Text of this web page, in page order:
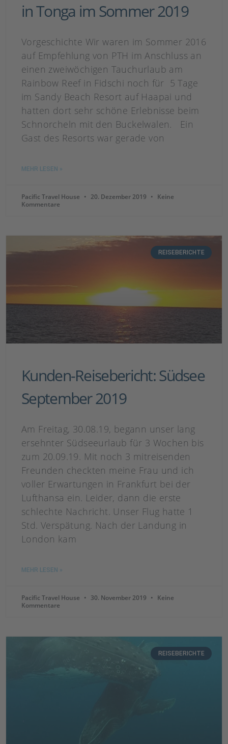
in Tonga im Sommer 2019
Vorgeschichte Wir waren im Sommer 2016
auf Empfehlung von PTH im Anschluss an
einen zweiwöchigen Tauchurlaub am
Rainbow Reef in Fidschi noch für 5 Tage
im Sandy Beach Resort auf Haapai und
hatten dort sehr schöne Erlebnisse beim
Schnorcheln mit den Buckelwalen. Ein
Gast des Resorts war gerade von
MEHR LESEN »
Pacific Travel House 20. Dezember 2019
Keine
Kommentare
REISEBERICHTE
Kunden-Reisebericht: Südsee
September 2019
Am Freitag, 30.08.19, begann unser lang
ersehnter Südseeurlaub für 3 Wochen bis
zum 20.09.19. Mit noch 3 mitreisenden
Freunden checkten meine Frau und ich
voller Erwartungen in Frankfurt bei der
Lufthansa ein. Leider, dann die erste
schlechte Nachricht. Unser Flug hatte 1
Std. Verspätung. Nach der Landung in
London kam
MEHR LESEN »
Pacific Travel House 30. November 2019
Keine
Kommentare
REISEBERICHTE